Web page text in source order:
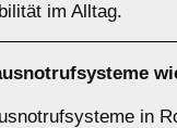
im Alltag.
in